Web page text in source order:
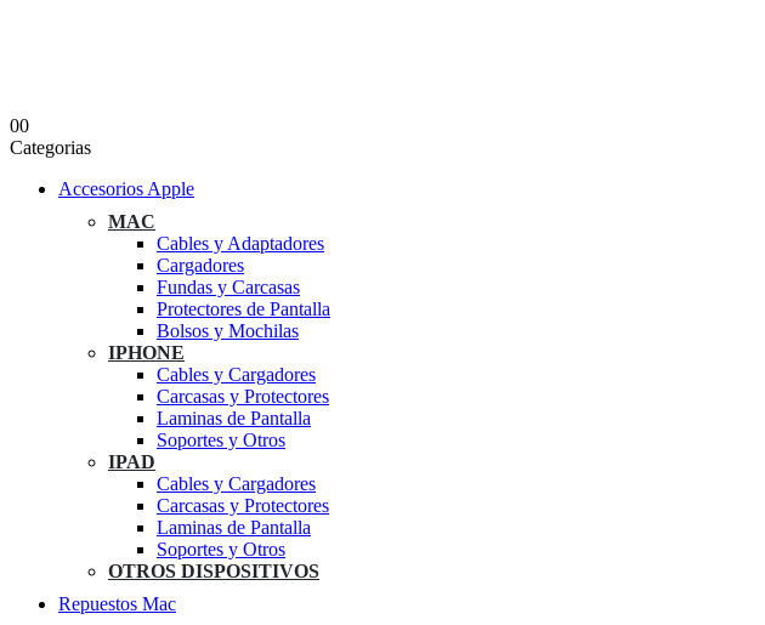
00
Categorias
Accesorios Apple
MAC
Cables y Adaptadores
Cargadores
Fundas y Carcasas
Protectores de Pantalla
Bolsos y Mochilas
IPHONE
Cables y Cargadores
Carcasas y Protectores
Laminas de Pantalla
Soportes y Otros
IPAD
Cables y Cargadores
Carcasas y Protectores
Laminas de Pantalla
Soportes y Otros
OTROS DISPOSITIVOS
Repuestos Mac